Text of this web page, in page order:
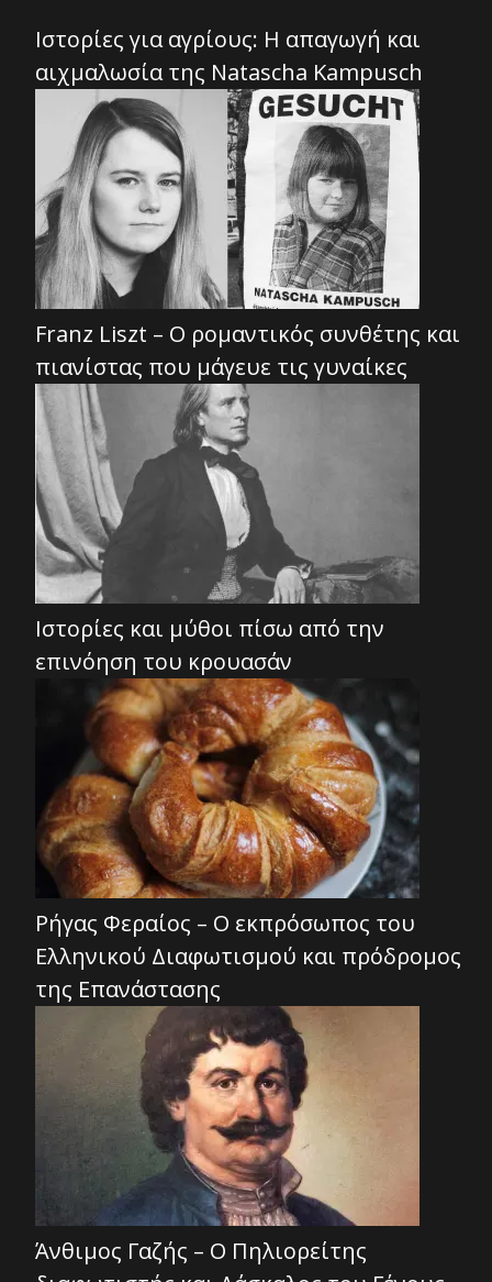
Ιστορίες για αγρίους: Η απαγωγή και
αιχμαλωσία της Νatascha Kampusch
Franz Liszt – Ο ρομαντικός συνθέτης και
πιανίστας που μάγευε τις γυναίκες
Ιστορίες και μύθοι πίσω από την
επινόηση του κρουασάν
Ρήγας Φεραίος – Ο εκπρόσωπος του
Ελληνικού Διαφωτισμού και πρόδρομος
της Επανάστασης
Άνθιμος Γαζής – Ο Πηλιορείτης